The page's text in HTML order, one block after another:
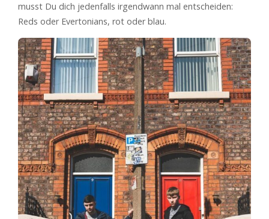
musst Du dich jedenfalls irgendwann mal entscheiden:
Reds oder Evertonians, rot oder blau.